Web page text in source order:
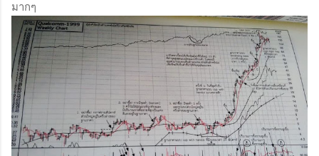
อดทนช่วยให้คุณสามารถทนต่อความผันผวนของตลาดและรอคอย
จังหวะที่ดี...
มากๆ